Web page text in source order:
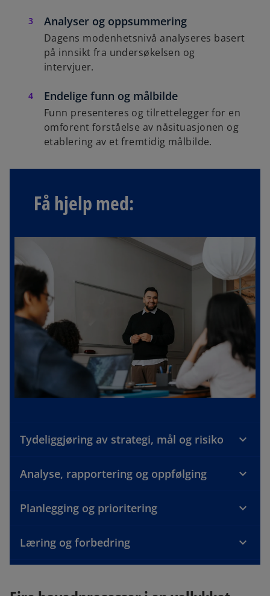
Analyser og oppsummering
Dagens modenhetsnivå analyseres basert
på innsikt fra undersøkelsen og
intervjuer.
Endelige funn og målbilde
Funn presenteres og tilrettelegger for en
omforent forståelse av nåsituasjonen og
etablering av et fremtidig målbilde.
Få hjelp med:
Tydeliggjøring av strategi, mål og risiko
Analyse, rapportering og oppfølging
Planlegging og prioritering
Læring og forbedring